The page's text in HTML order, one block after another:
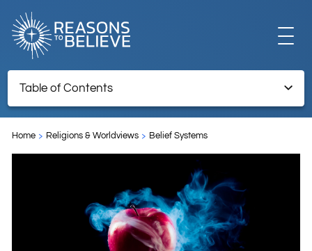
EXPLORE
GET INVOLVED
Table of Contents
Erbsünde
Home Religions & Worldviews Belief Systems